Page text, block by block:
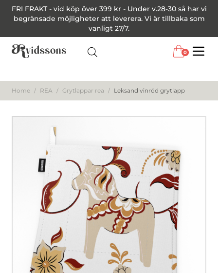
FRI FRAKT - vid köp över 399 kr - Under v.28-30 så har vi
begränsade möjligheter att leverera. Vi är tillbaka som
vanligt 27/7.
0
Home / REA / Grytlappar rea / Leksand vinröd grytlapp